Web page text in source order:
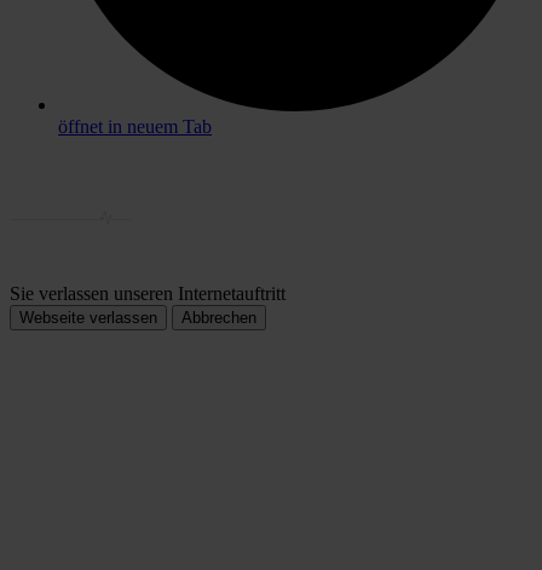
öffnet in neuem Tab
Sie verlassen unseren Internetauftritt
Webseite verlassen Abbrechen